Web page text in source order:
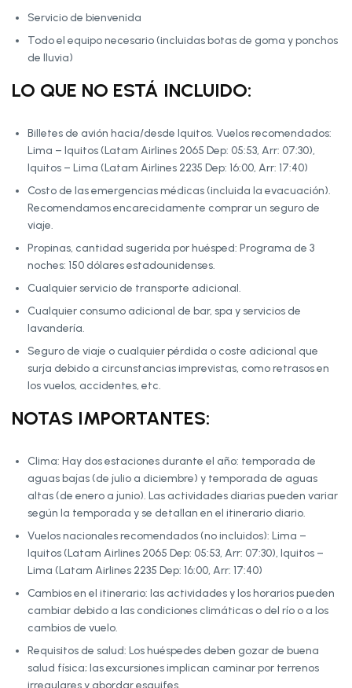
Servicio de bienvenida
Todo el equipo necesario (incluidas botas de goma y ponchos
de lluvia)
LO QUE NO ESTÁ INCLUIDO:
Billetes de avión hacia/desde Iquitos. Vuelos recomendados:
Lima – Iquitos (Latam Airlines 2065 Dep: 05:53, Arr: 07:30),
Iquitos – Lima (Latam Airlines 2235 Dep: 16:00, Arr: 17:40)
Costo de las emergencias médicas (incluida la evacuación).
Recomendamos encarecidamente comprar un seguro de
viaje.
Propinas, cantidad sugerida por huésped: Programa de 3
noches: 150 dólares estadounidenses.
Cualquier servicio de transporte adicional.
Cualquier consumo adicional de bar, spa y servicios de
lavandería.
Seguro de viaje o cualquier pérdida o coste adicional que
surja debido a circunstancias imprevistas, como retrasos en
los vuelos, accidentes, etc.
NOTAS IMPORTANTES:
Clima: Hay dos estaciones durante el año: temporada de
aguas bajas (de julio a diciembre) y temporada de aguas
altas (de enero a junio). Las actividades diarias pueden variar
según la temporada y se detallan en el itinerario diario.
Vuelos nacionales recomendados (no incluidos): Lima –
Iquitos (Latam Airlines 2065 Dep: 05:53, Arr: 07:30), Iquitos –
Lima (Latam Airlines 2235 Dep: 16:00, Arr: 17:40)
Cambios en el itinerario: las actividades y los horarios pueden
cambiar debido a las condiciones climáticas o del río o a los
cambios de vuelo.
Requisitos de salud: Los huéspedes deben gozar de buena
salud física; las excursiones implican caminar por terrenos
irregulares y abordar esquifes.